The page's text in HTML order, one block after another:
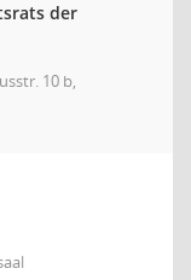
der
10 b,